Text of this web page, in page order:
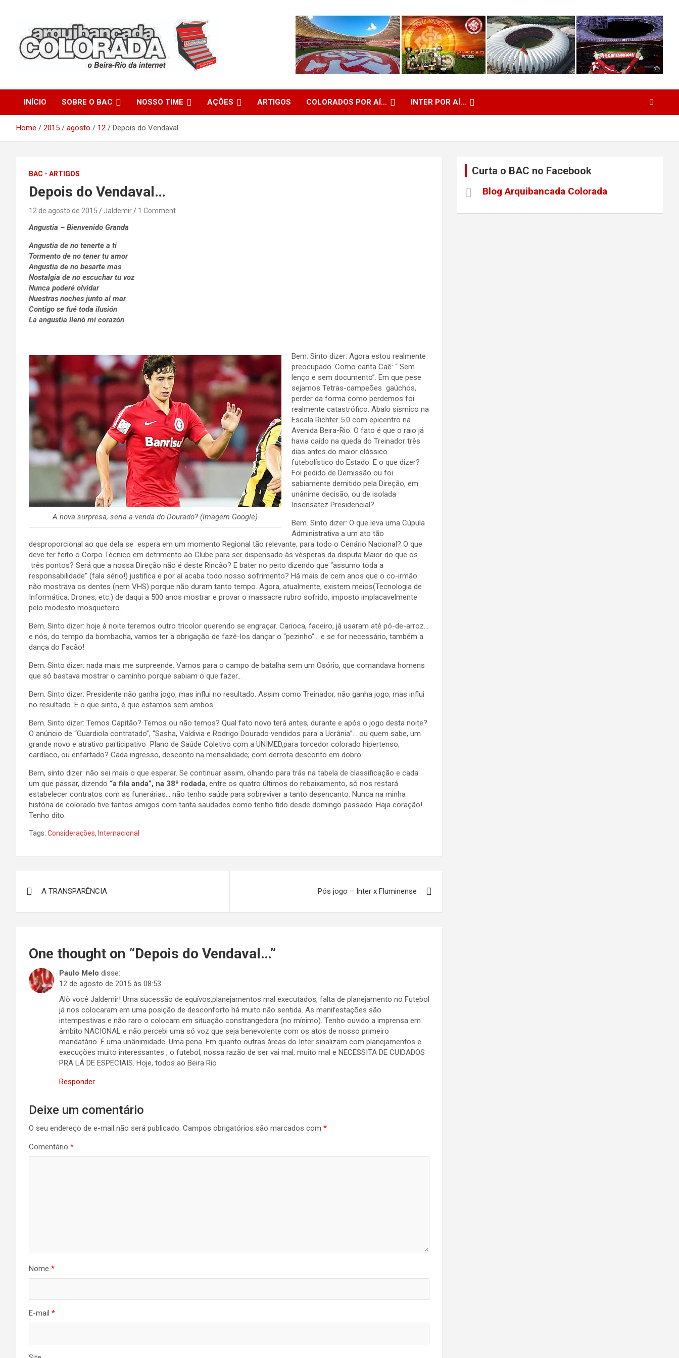
Arquibancada Colorada
INÍCIO SOBRE O BAC NOSSO TIME AÇÕES ARTIGOS COLORADOS POR AÍ… INTER POR AÍ…
Home 2015 agosto 12 Depois do Vendaval…
BAC - ARTIGOS
Depois do Vendaval…
12 de agosto de 2015 Jaldemir 1 Comment
Angustia – Bienvenido Granda
Angustia de no tenerte a ti
Tormento de no tener tu amor
Angustia de no besarte mas
Nostalgia de no escuchar tu voz
Nunca poderé olvidar
Nuestras noches junto al mar
Contigo se fué toda ilusión
La angustia llenó mi corazón
A nova surpresa, seria a venda do Dourado? (Imagem Google)
Bem. Sinto dizer: Agora estou realmente
preocupado. Como canta Caê: “ Sem
lenço e sem documento”. Em que pese
sejamos Tetras-campeões gaúchos,
perder da forma como perdemos foi
realmente catastrófico. Abalo sísmico na
Escala Richter 5.0 com epicentro na
Avenida Beira-Rio. O fato é que o raio já
havia caído na queda do Treinador três
dias antes do maior clássico
futebolístico do Estado. E o que dizer?
Foi pedido de Demissão ou foi
sabiamente demitido pela Direção, em
unânime decisão, ou de isolada
Insensatez Presidencial?
Bem. Sinto dizer: O que leva uma Cúpula
Administrativa a um ato tão
desproporcional ao que dela se espera em um momento Regional tão relevante, para todo o Cenário Nacional? O que
deve ter feito o Corpo Técnico em detrimento ao Clube para ser dispensado às vésperas da disputa Maior do que os
três pontos? Será que a nossa Direção não é deste Rincão? E bater no peito dizendo que “assumo toda a
responsabilidade” (fala sério!) justifica e por aí acaba todo nosso sofrimento? Há mais de cem anos que o co-irmão
não mostrava os dentes (nem VHS) porque não duram tanto tempo. Agora, atualmente, existem meios(Tecnologia de
Informática, Drones, etc.) de daqui a 500 anos mostrar e provar o massacre rubro sofrido, imposto implacavelmente
pelo modesto mosqueteiro.
Bem. Sinto dizer: hoje à noite teremos outro tricolor querendo se engraçar. Carioca, faceiro, já usaram até pó-de-arroz…
e nós, do tempo da bombacha, vamos ter a obrigação de fazê-los dançar o “pezinho”… e se for necessário, também a
dança do Facão!
Bem. Sinto dizer: nada mais me surpreende. Vamos para o campo de batalha sem um Osório, que comandava homens
que só bastava mostrar o caminho porque sabiam o que fazer…
Bem. Sinto dizer: Presidente não ganha jogo, mas influi no resultado. Assim como Treinador, não ganha jogo, mas influi
no resultado. E o que sinto, é que estamos sem ambos…
Bem. Sinto dizer: Temos Capitão? Temos ou não temos? Qual fato novo terá antes, durante e após o jogo desta noite?
O anúncio de “Guardiola contratado”, “Sasha, Valdivia e Rodrigo Dourado vendidos para a Ucrânia”… ou quem sabe, um
grande novo e atrativo participativo Plano de Saúde Coletivo com a UNIMED,para torcedor colorado hipertenso,
cardíaco, ou enfartado? Cada ingresso, desconto na mensalidade; com derrota desconto em dobro.
Bem, sinto dizer: não sei mais o que esperar. Se continuar assim, olhando para trás na tabela de classificação e cada
um que passar, dizendo “a fila anda”, na 38ª rodada, entre os quatro últimos do rebaixamento, só nos restará
estabelecer contratos com as funerárias… não tenho saúde para sobreviver a tanto desencanto. Nunca na minha
história de colorado tive tantos amigos com tanta saudades como tenho tido desde domingo passado. Haja coração!
Tenho dito.
Tags: Considerações, Internacional
de
A TRANSPARÊNCIA Pós jogo – Inter x Fluminense
One thought on “Depois do Vendaval…”
Paulo Melo disse:
12 de agosto de 2015 às 08:53
Alô você Jaldemir! Uma sucessão de equívos,planejamentos mal executados, falta de planejamento no Futebol
já nos colocaram em uma posição de desconforto há muito não sentida. As manifestações são
intempestivas e não raro o colocam em situação constrangedora (no mínimo). Tenho ouvido a imprensa em
âmbito NACIONAL e não percebi uma só voz que seja benevolente com os atos de nosso primeiro
mandatário. É uma unânimidade. Uma pena. Em quanto outras áreas do Inter sinalizam com planejamentos e
execuções muito interessantes , o futebol, nossa razão de ser vai mal, muito mal e NECESSITA DE CUIDADOS
PRA LÁ DE ESPECIAIS. Hoje, todos ao Beira Rio
Responder
Deixe um comentário
O seu endereço de e-mail não será publicado. Campos obrigatórios são marcados com *
Comentário *
Nome *
E-mail *
Curta o BAC no Facebook
Blog Arquibancada Colorada